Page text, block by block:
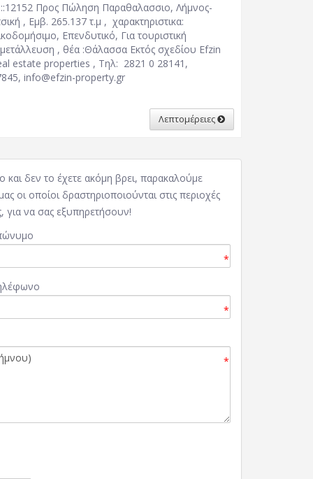
Προς Πώληση Παραθαλασσιο, Λήμνος-
, Εμβ. 265.137 τ.μ , χαρακτηριστικα:
Επενδυτικό, Για τουριστική
, θέα :Θάλασσα Εκτός σχεδίου Efzin
estate properties , Τηλ: 2821 0 28141,
info@efzin-property.gr
Λεπτομέρειες
και δεν το έχετε ακόμη βρει, παρακαλούμε
οι οποίοι δραστηριοποιούνται στις περιοχές
για να σας εξυπηρετήσουν!
*
*
*